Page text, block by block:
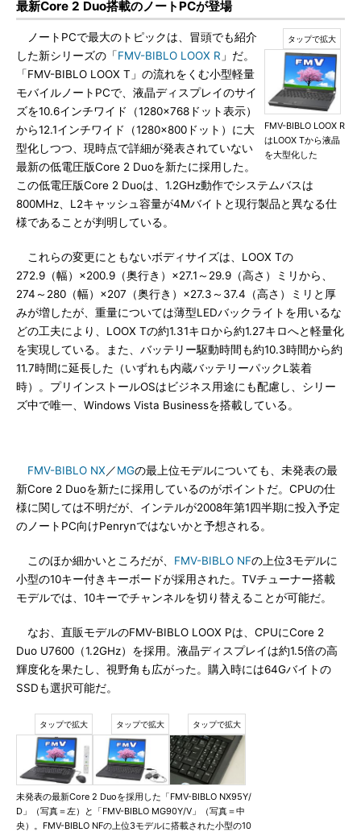
最新Core 2 Duo搭載のノートPCが登場
FMV-BIBLO LOOX R
はLOOX Tから液晶
を大型化した
ノートPCで最大のトピックは、冒頭でも紹介
した新シリーズの「FMV-BIBLO LOOX R 」だ。
「FMV-BIBLO LOOX T」の流れをくむ小型軽量
モバイルノートPCで、液晶ディスプレイのサイ
ズを10.6インチワイド（1280×768ドット表示）
から12.1インチワイド（1280×800ドット）に大
型化しつつ、現時点で詳細が発表されていない
最新の低電圧版Core 2 Duoを新たに採用した。
この低電圧版Core 2 Duoは、1.2GHz動作でシステムバスは
800MHz、L2キャッシュ容量が4Mバイトと現行製品と異なる仕
様であることが判明している。
これらの変更にともないボディサイズは、LOOX Tの
272.9（幅）×200.9（奥行き）×27.1～29.9（高さ）ミリから、
274～280（幅）×207（奥行き）×27.3～37.4（高さ）ミリと厚
みが増したが、重量については薄型LEDバックライトを用いるな
どの工夫により、LOOX Tの約1.31キロから約1.27キロへと軽量化
を実現している。また、バッテリー駆動時間も約10.3時間から約
11.7時間に延長した（いずれも内蔵バッテリーパックL装着
時）。プリインストールOSはビジネス用途にも配慮し、シリー
ズ中で唯一、Windows Vista Businessを搭載している。
FMV-BIBLO NX ／MGの最上位モデルについても、未発表の最
新Core 2 Duoを新たに採用しているのがポイントだ。CPUの仕
様に関しては不明だが、インテルが2008年第1四半期に投入予定
のノートPC向けPenrynではないかと予想される。
このほか細かいところだが、 FMV-BIBLO NFの上位3モデルに
小型の10キー付きキーボードが採用された。TVチューナー搭載
モデルでは、10キーでチャンネルを切り替えることが可能だ。
なお、直販モデルのFMV-BIBLO LOOX Pは、CPUにCore 2
Duo U7600（1.2GHz）を採用。液晶ディスプレイは約1.5倍の高
輝度化を果たし、視野角も広がった。購入時には64Gバイトの
SSDも選択可能だ。
未発表の最新Core 2 Duoを採用した「FMV-BIBLO NX95Y/
D」（写真＝左）と「FMV-BIBLO MG90Y/V」（写真＝中
央）。FMV-BIBLO NFの上位3モデルに搭載された小型の10